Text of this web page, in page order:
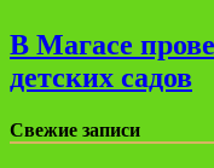
В Магасе
детских садов
Свежие записи